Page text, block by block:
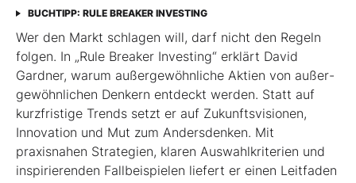
BUCHTIPP: RULE BREAKER INVESTING
Wer den Markt schlagen will, darf nicht den Regeln
folgen. In „Rule Breaker Investing“ erklärt David
Gardner, warum außergewöhnliche Aktien von außer­
gewöhnlichen Denkern entdeckt werden. Statt auf
kurzfristige Trends setzt er auf Zukunftsvisionen,
Innovation und Mut zum Andersdenken. Mit
praxisnahen Strategien, klaren Auswahlkriterien und
inspirierenden Fallbeispielen liefert er einen Leit­faden